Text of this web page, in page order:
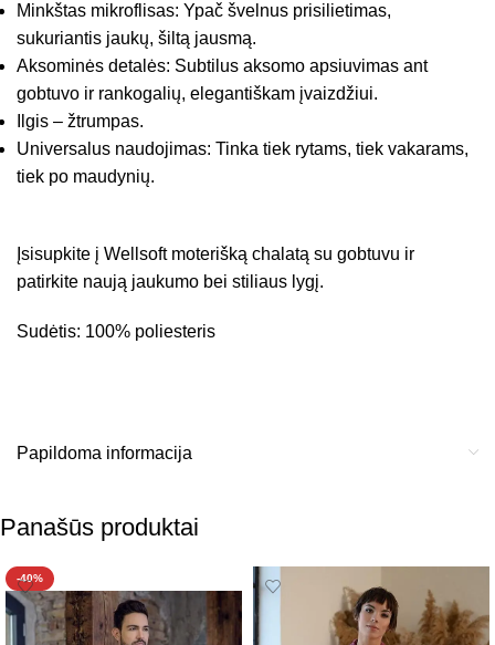
Minkštas mikroflisas: Ypač švelnus prisilietimas,
sukuriantis jaukų, šiltą jausmą.
Aksominės detalės: Subtilus aksomo apsiuvimas ant
gobtuvo ir rankogalių, elegantiškam įvaizdžiui.
Ilgis – žtrumpas.
Universalus naudojimas: Tinka tiek rytams, tiek vakarams,
tiek po maudynių.
Įsisupkite į Wellsoft moterišką chalatą su gobtuvu ir
patirkite naują jaukumo bei stiliaus lygį.
Sudėtis: 100% poliesteris
Papildoma informacija
Panašūs produktai
-40%